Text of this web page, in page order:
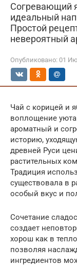
Согревающий
идеальный
Простой
невероятный
Опубликовано: 01
Чай с корицей и
воплощение уюта
ароматный и
историю,
древней Руси
растительных
Традиция
существовала в
особый вкус и
Сочетание
создает
хорош как в
позволяя
ингредиентов